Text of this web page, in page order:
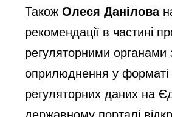
Також Олеся Данілова
рекомендації в частині
регуляторними органами
оприлюднення у форматі
регуляторних даних на